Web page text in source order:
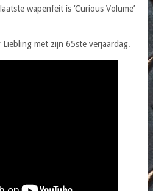
wapenfeit is ‘Curious Volume’
met zijn 65ste verjaardag.